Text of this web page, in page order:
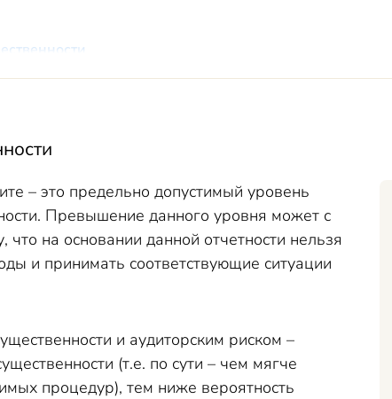
– это предельно допустимый уровень
Превышение данного уровня может с
что на основании данной отчетности нельзя
и принимать соответствующие ситуации
и аудиторским риском –
(т.е. по сути – чем мягче
процедур), тем ниже вероятность